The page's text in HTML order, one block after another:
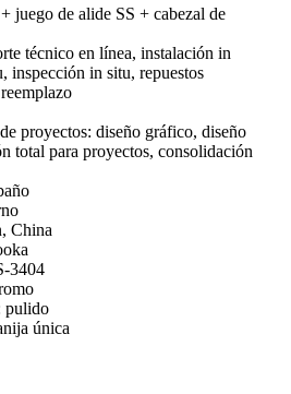
juego de alide SS + cabezal de
técnico en línea, instalación in
inspección in situ, repuestos
proyectos: diseño gráfico, diseño
total para proyectos, consolidación
China
3404
pulido
única